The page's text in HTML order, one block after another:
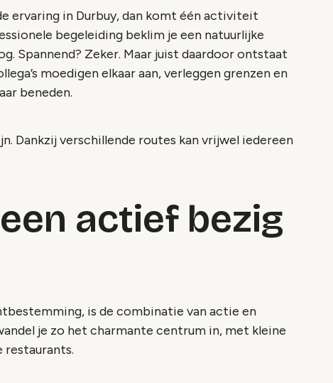
ervaring in Durbuy, dan komt één activiteit
begeleiding beklim je een natuurlijke
Spannend? Zeker. Maar juist daardoor ontstaat
moedigen elkaar aan, verleggen grenzen en
beneden.
Dankzij verschillende routes kan vrijwel iedereen
actief bezig
is de combinatie van actie en
je zo het charmante centrum in, met kleine
restaurants.